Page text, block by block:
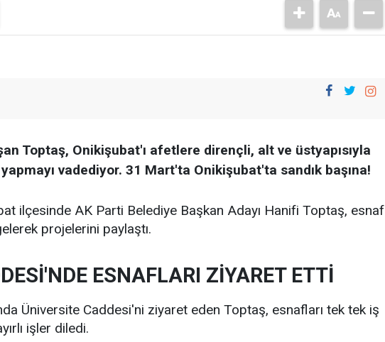
Toptaş, Onikişubat'ı afetlere dirençli, alt ve üstyapısıyla
vadediyor. 31 Mart'ta Onikişubat'ta sandık başına!
ilçesinde AK Parti Belediye Başkan Adayı Hanifi Toptaş, esnaf
projelerini paylaştı.
ESNAFLARI ZİYARET ETTİ
Üniversite Caddesi'ni ziyaret eden Toptaş, esnafları tek tek iş
işler diledi.